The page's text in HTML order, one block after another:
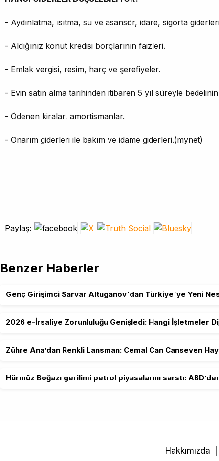
- Aydınlatma, ısıtma, su ve asansör, idare, sigorta
- Aldığınız konut kredisi borçlarının faizleri.
- Emlak vergisi, resim, harç ve şerefiyeler.
- Evin satın alma tarihinden itibaren 5 yıl süreyle bedelinin
- Ödenen kiralar, amortismanlar.
- Onarım giderleri ile bakım ve idame giderleri.(mynet)
Paylaş:
Benzer Haberler
Genç Girişimci Sarvar Altuganov'dan Türkiye'ye Yeni
2026 e-İrsaliye Zorunluluğu Genişledi: Hangi İşletmeler
Zühre Ana’dan Renkli Lansman: Cemal Can Canseven
Hürmüz Boğazı gerilimi petrol piyasalarını sarstı:
Hakkımızda